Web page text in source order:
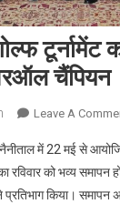
टूर्नामेंट
चैंपियन
Leave A
में 22 मई से
रविवार को भव्य समापन
किया। समापन